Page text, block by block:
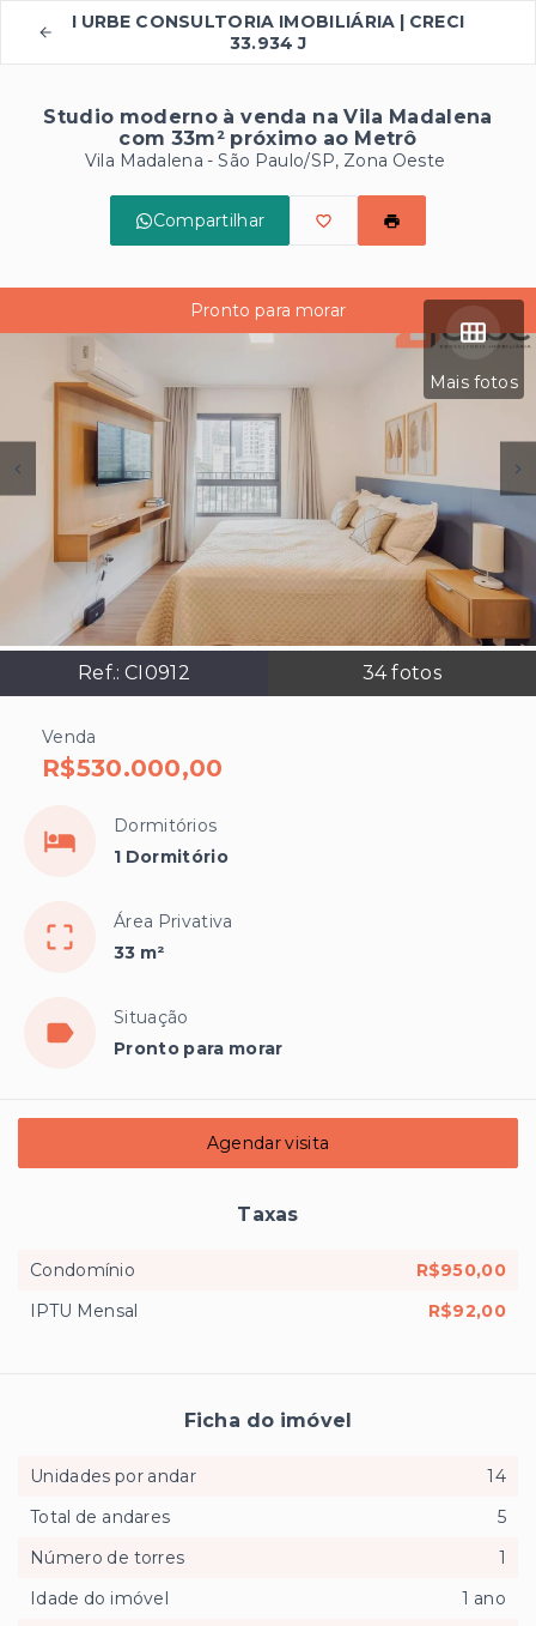
I URBE CONSULTORIA IMOBILIÁRIA | CRECI
33.934 J
Studio moderno à venda na Vila Madalena
com 33m² próximo ao Metrô
Vila Madalena - São Paulo/SP, Zona Oeste
Compartilhar
Mais fotos
Ref.:CI0912 34fotos
Pronto para morar
Venda
R$530.000,00
Dormitórios
1 Dormitório
Área Privativa
33 m²
Situação
Pronto para morar
Agendar visita
Taxas
Condomínio
R$950,00
IPTU Mensal
R$92,00
Ficha do imóvel
Unidades por andar
14
Total de andares
5
Número de torres
1
Idade do imóvel
1 ano